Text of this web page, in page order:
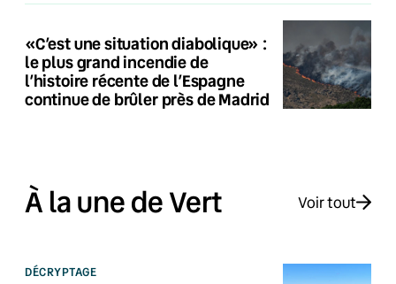
«C’est une situation diabolique» :
le plus grand incendie de
l’histoire récente de l’Espagne
continue de brûler près de Madrid
À la une de Vert Voir tout
DÉCRYPTAGE